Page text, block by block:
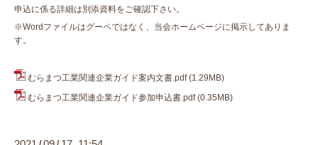
申込に係る詳細は別添資料をご確認下さい。
※Wordファイルはグーペではなく、当会ホームページに掲示してありま
す。
むらまつ工業関連企業ガイド案内文書.pdf (1.29MB)
むらまつ工業関連企業ガイド参加申込書.pdf (0.35MB)